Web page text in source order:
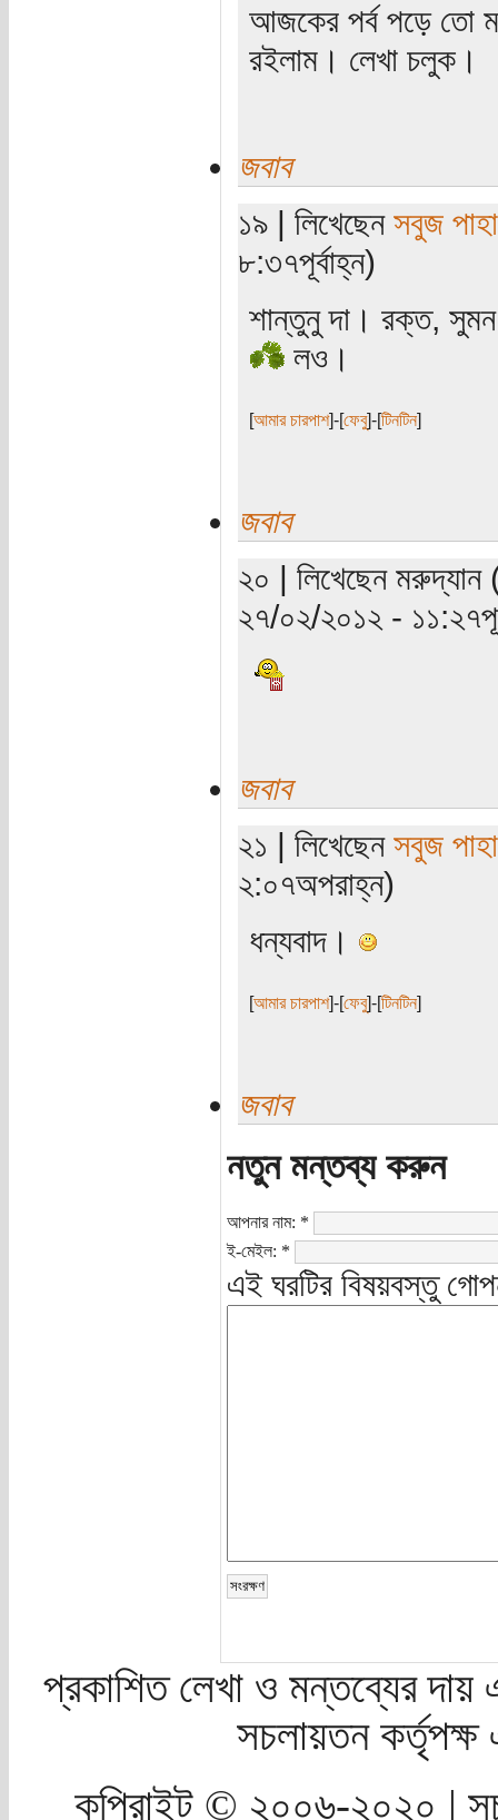
আজকের পর্ব পড়ে তো
রইলাম। লেখা চলুক।
জবাব
১৯ | লিখেছেন সবুজ
৮:৩৭পূর্বাহ্ন)
শান্তুনু দা। রক্ত, সুমন
লও।
আমার চারপাশ]-[ ফেবু]-[ টিনটিন]
জবাব
২০ | লিখেছেন মরুদ্যান
২৭/০২/২০১২ -
জবাব
২১ | লিখেছেন সবুজ
২:০৭অপরাহ্ন)
ধন্যবাদ।
আমার চারপাশ]-[ ফেবু]-[ টিনটিন]
জবাব
নতুন মন্তব্য করুন
আপনার নাম: *
ই-মেইল: *
এই ঘরটির বিষয়বস্তু
প্রকাশিত লেখা ও মন্তব্যের দায়
সচলায়তন
কপিরাইট © ২০০৬-২০২০ |